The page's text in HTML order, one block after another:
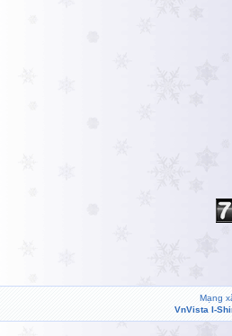
Mạng
VnVista I-